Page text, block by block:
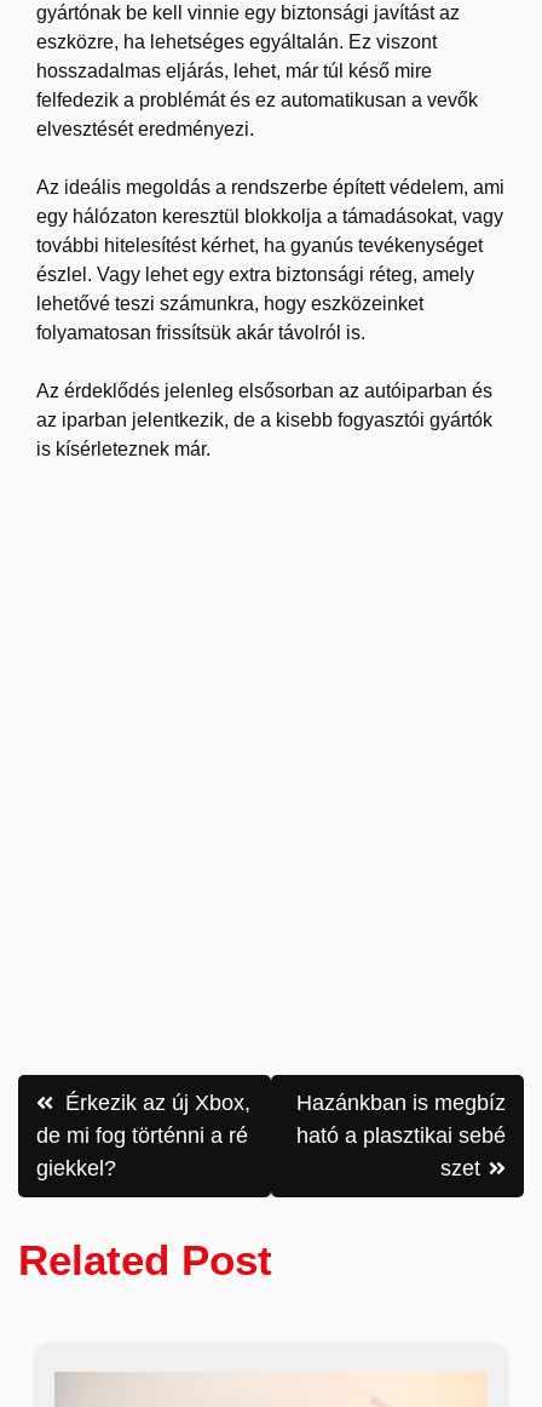
gyártónak be kell vinnie egy biztonsági javítást az
eszközre, ha lehetséges egyáltalán. Ez viszont
hosszadalmas eljárás, lehet, már túl késő mire
felfedezik a problémát és ez automatikusan a vevők
elvesztését eredményezi.
Az ideális megoldás a rendszerbe épített védelem, ami
egy hálózaton keresztül blokkolja a támadásokat, vagy
további hitelesítést kérhet, ha gyanús tevékenységet
észlel. Vagy lehet egy extra biztonsági réteg, amely
lehetővé teszi számunkra, hogy eszközeinket
folyamatosan frissítsük akár távolról is.
Az érdeklődés jelenleg elsősorban az autóiparban és
az iparban jelentkezik, de a kisebb fogyasztói gyártók
is kísérleteznek már.
Bejegyzés
navigáció
Érkezik az új Xbox,
de mi fog történni a ré
giekkel?
Hazánkban is megbíz
ható a plasztikai sebé
szet
Related Post